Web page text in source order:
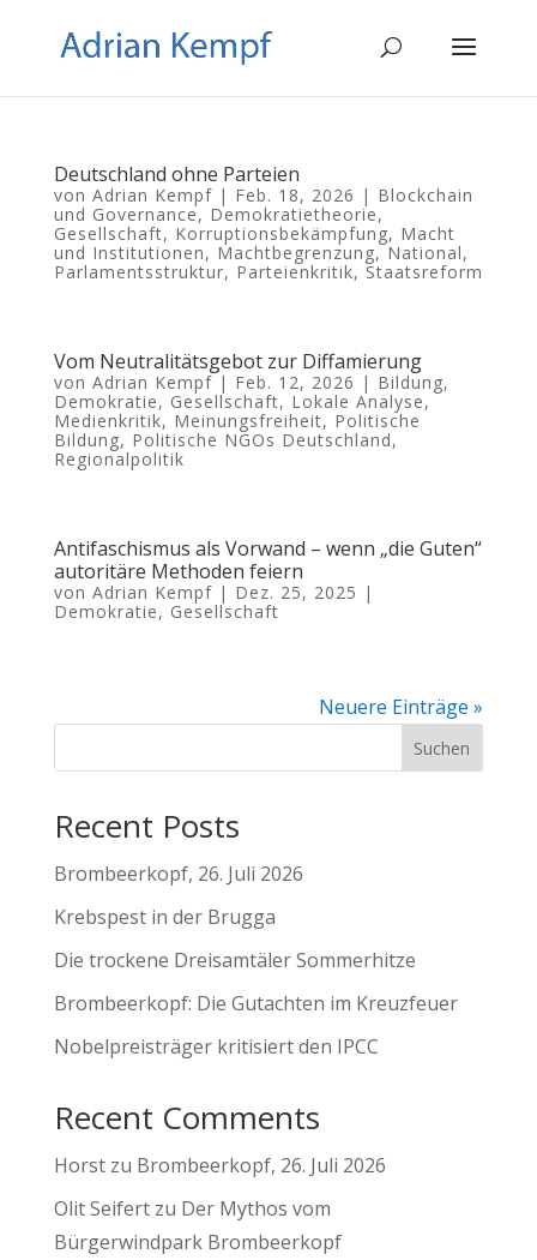
Deutschland ohne Parteien
von Adrian Kempf| Feb. 18, 2026 | Blockchain
und Governance, Demokratietheorie,
Gesellschaft, Korruptionsbekämpfung, Macht
und Institutionen, Machtbegrenzung,National,
Parlamentsstruktur, Parteienkritik, Staatsreform
Vom Neutralitätsgebot zur Diffamierung
von Adrian Kempf| Feb. 12, 2026 | Bildung,
Demokratie, Gesellschaft, Lokale Analyse,
Medienkritik, Meinungsfreiheit, Politische
Bildung, Politische NGOs Deutschland,
Regionalpolitik
Antifaschismus als Vorwand – wenn „die Guten“
autoritäre Methoden feiern
von Adrian Kempf| Dez. 25, 2025 |
Demokratie, Gesellschaft
Neuere Einträge »
Suchen
Recent Posts
Brombeerkopf, 26. Juli 2026
Krebspest in der Brugga
Die trockene Dreisamtäler Sommerhitze
Brombeerkopf: Die Gutachten im Kreuzfeuer
Nobelpreisträger kritisiert den IPCC
Recent Comments
Horstzu Brombeerkopf, 26. Juli 2026
Olit Seifertzu Der Mythos vom
Bürgerwindpark Brombeerkopf